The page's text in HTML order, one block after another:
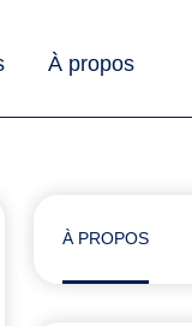
À propos
À PROPOS